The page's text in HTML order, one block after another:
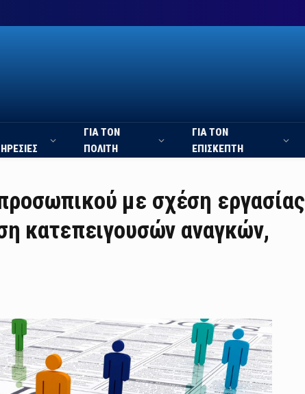
ΓΙΑ ΤΟΝ
ΠΟΛΙΤΗ
ΓΙΑ ΤΟΝ
ΕΠΙΣΚΕΠΤΗ
με σχέση εργασίας
κατεπειγουσών αναγκών,